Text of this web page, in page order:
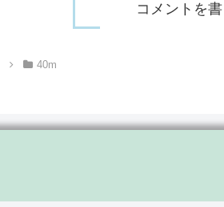
コメントを
40m